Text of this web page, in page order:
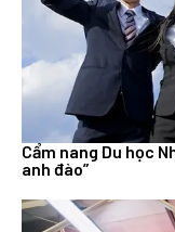
Cẩm nang Du học
anh đào”